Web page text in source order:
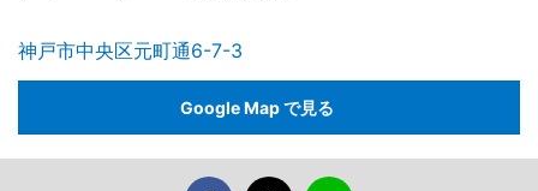
神戸市中央区元町通6-7-3
Google Map で見る